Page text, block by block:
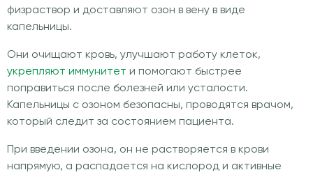
физраствор и доставляют озон в вену в виде
капельницы.
Они очищают кровь, улучшают работу клеток,
укрепляют иммунитет и помогают быстрее
поправиться после болезней или усталости.
Капельницы с озоном безопасны, проводятся врачом,
который следит за состоянием пациента.
При введении озона, он не растворяется в крови
напрямую, а распадается на кислород и активные